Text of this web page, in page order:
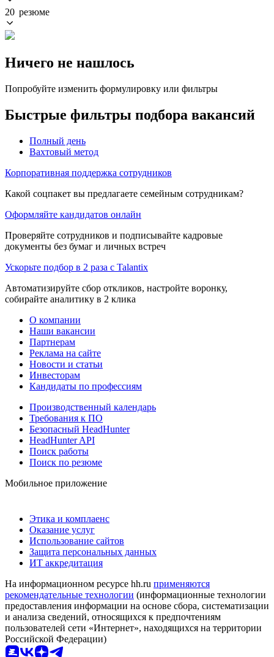
20 резюме
Ничего не нашлось
Попробуйте изменить формулировку или фильтры
Быстрые фильтры подбора вакансий
Полный день
Вахтовый метод
Корпоративная поддержка сотрудников
Какой соцпакет вы предлагаете семейным сотрудникам?
Оформляйте кандидатов онлайн
Проверяйте сотрудников и подписывайте кадровые
документы без бумаг и личных встреч
Ускорьте подбор в 2 раза с Talantix
Автоматизируйте сбор откликов, настройте воронку,
собирайте аналитику в 2 клика
О компании
Наши вакансии
Партнерам
Реклама на сайте
Новости и статьи
Инвесторам
Кандидаты по профессиям
Производственный календарь
Требования к ПО
Безопасный HeadHunter
HeadHunter API
Поиск работы
Поиск по резюме
Мобильное приложение
Этика и комплаенс
Оказание услуг
Использование сайтов
Защита персональных данных
ИТ аккредитация
На информационном ресурсе hh.ru применяются
рекомендательные технологии (информационные технологии
предоставления информации на основе сбора, систематизации
и анализа сведений, относящихся к предпочтениям
пользователей сети «Интернет», находящихся на территории
Российской Федерации)